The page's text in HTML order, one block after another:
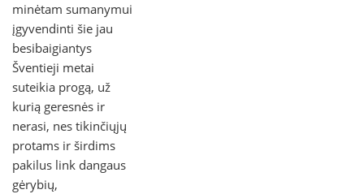
minėtam sumanymui
įgyvendinti šie jau
besibaigiantys
Šventieji metai
suteikia progą, už
kurią geresnės ir
nerasi, nes tikinčiųjų
protams ir širdims
pakilus link dangaus
gėrybių,